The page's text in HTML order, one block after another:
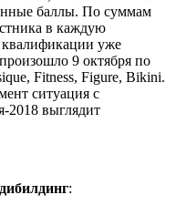
баллы. По суммам
в каждую
уже
9 октября по
Fitness, Figure, Bikini.
ситуация с
2018 выглядит
: